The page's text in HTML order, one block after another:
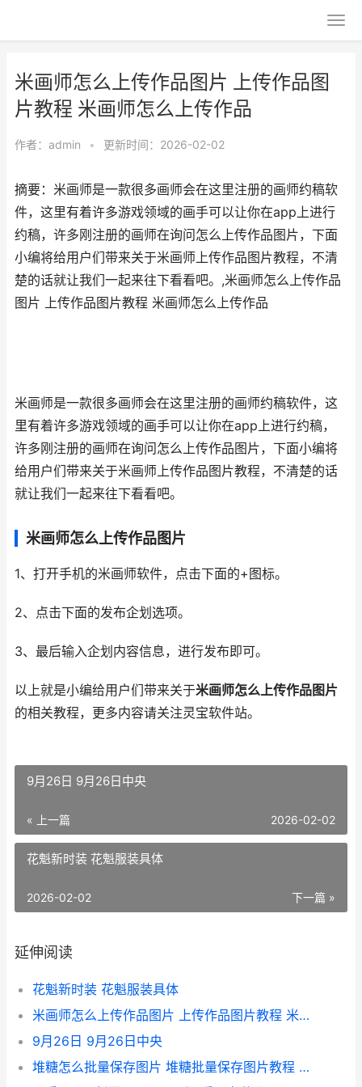
米画师怎么上传作品图片 上传作品图
片教程 米画师怎么上传作品
作者： admin • 更新时间：2026-02-02
摘要：米画师是一款很多画师会在这里注册的画师约稿软
件，这里有着许多游戏领域的画手可以让你在app上进行
约稿，许多刚注册的画师在询问怎么上传作品图片，下面
小编将给用户们带来关于米画师上传作品图片教程，不清
楚的话就让我们一起来往下看看吧。,米画师怎么上传作品
图片 上传作品图片教程 米画师怎么上传作品
米画师是一款很多画师会在这里注册的画师约稿软件，这
里有着许多游戏领域的画手可以让你在app上进行约稿，
许多刚注册的画师在询问怎么上传作品图片，下面小编将
给用户们带来关于米画师上传作品图片教程，不清楚的话
就让我们一起来往下看看吧。
米画师怎么上传作品图片
1、打开手机的米画师软件，点击下面的+图标。
2、点击下面的发布企划选项。
3、最后输入企划内容信息，进行发布即可。
以上就是小编给用户们带来关于米画师怎么上传作品图片
的相关教程，更多内容请关注灵宝软件站。
9月26日 9月26日中央
« 上一篇 2026-02-02
花魁新时装 花魁服装具体
下一篇 »
2026-02-02
延伸阅读
花魁新时装 花魁服装具体
米画师怎么上传作品图片 上传作品图片教程 米画师怎么上传作品
9月26日 9月26日中央
堆糖怎么批量保存图片 堆糖批量保存图片教程 堆糖如何上传图片